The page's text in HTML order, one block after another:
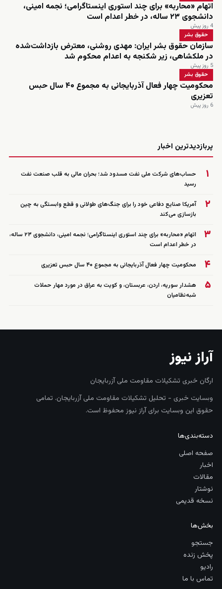
اتهام «محاربه» برای چند استوری اینستاگرامی؛ نجمه امینی،
دانشجوی ۲۳ ساله، در خطر اعدام است
4 روز پیش
حقوق بشر
سازمان حقوق بشر ایران: مهدی روشنی، معترض بازداشت‌شده
در ملکشاهی، زیر شکنجه به اعدام محکوم شد
5 روز پیش
حقوق بشر
محکومیت چهار فعال آذربایجانی به مجموع ۴۰ سال حبس
تعزیری
6 روز پیش
پربازدیدترین اخبار
۱
حساب‌های شرکت ملی نفت مسدود شد؛ بحران مالی به قلب صنعت نفت
رسید
۲
آمریکا صنایع دفاعی خود را برای جنگ‌های طولانی و قطع وابستگی به چین
بازسازی می‌کند
۳
اتهام «محاربه» برای چند استوری اینستاگرامی؛ نجمه امینی، دانشجوی ۲۳ ساله،
در خطر اعدام است
۴ محکومیت چهار فعال آذربایجانی به مجموع ۴۰ سال حبس تعزیری
۵
هشدار سوریه، اردن، عربستان، و کویت به عراق در مورد مهار حملات
شبه‌نظامیان
آراز نیوز
ارگان خبری تشکیلات مقاومت ملی آزربایجان
وبسایت خبری - تحلیل تشکیلات مقاومت ملی آزربایجان. تمامی
حقوق این وبسایت برای آراز نیوز محفوظ است.
دسته‌بندی‌ها
صفحه اصلی
اخبار
مقالات
نوشتار
نسخه قدیمی
بخش‌ها
جستجو
پخش زنده
رادیو
تماس با ما